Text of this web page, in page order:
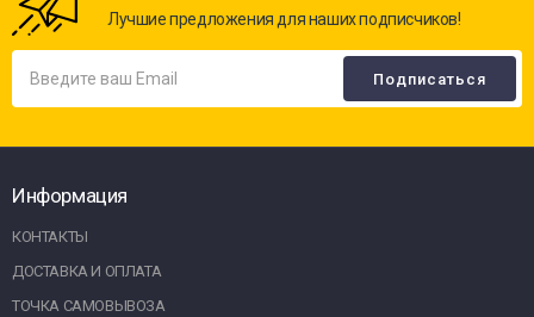
Лучшие предложения для наших подписчиков!
Информация
КОНТАКТЫ
ДОСТАВКА И ОПЛАТА
ТОЧКА САМОВЫВОЗА